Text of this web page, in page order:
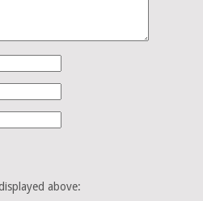
above: